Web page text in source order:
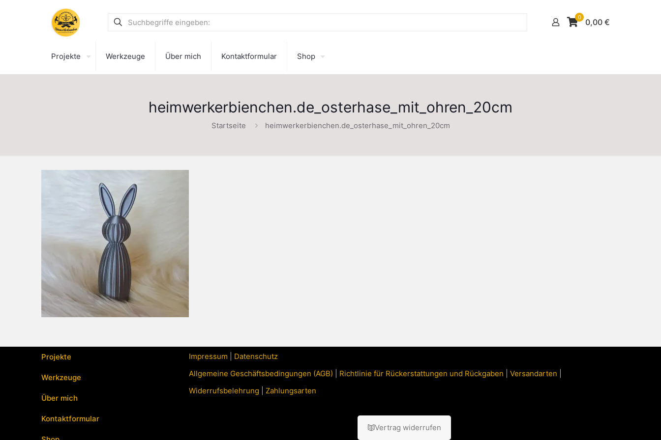
0 0,00 €
Projekte Werkzeuge Über mich Kontaktformular Shop
heimwerkerbienchen.de_osterhase_mit_ohren_20cm
Startseite heimwerkerbienchen.de_osterhase_mit_ohren_20cm
Projekte
Werkzeuge
Über mich
Kontaktformular
Impressum
Datenschutz
Allgemeine Geschäftsbedingungen (AGB)
Richtlinie für Rückerstattungen und Rückgaben Versandarten
Widerrufsbelehrung
Zahlungsarten
Vertrag widerrufen